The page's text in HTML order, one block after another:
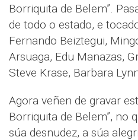
Borriquita de Belem”.
de todo o estado, e
Fernando Beiztegui,
Arsuaga, Edu Manazas,
Steve Krase, Barbara
Agora veñen de gravar
Borriquita de Belem”, no
súa desnudez, a súa